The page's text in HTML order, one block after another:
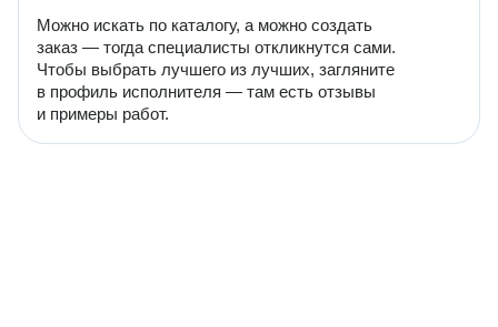
Можно искать по каталогу, а можно создать
заказ — тогда специалисты откликнутся сами.
Чтобы выбрать лучшего из лучших, загляните
в профиль исполнителя — там есть отзывы
и примеры работ.